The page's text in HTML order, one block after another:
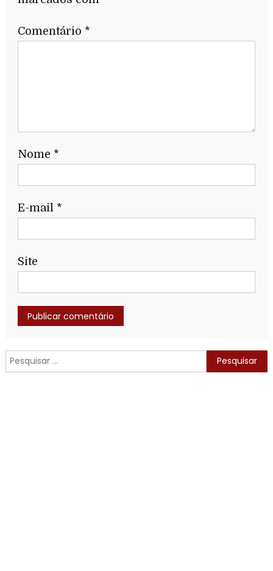
Comentário *
Nome *
E-mail *
Site